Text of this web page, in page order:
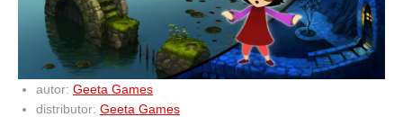
autor: Geeta Games
distributor: Geeta Games